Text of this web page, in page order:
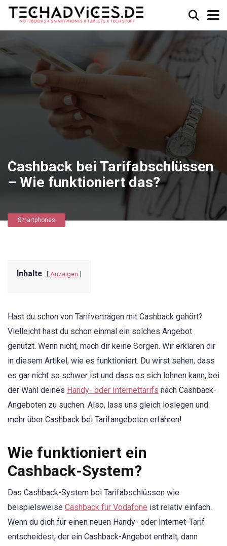
Cashback bei Tarifabschlüssen
– Wie funktioniert das?
Smartphones
Inhalte Anzeigen
Hast du schon von Tarifverträgen mit Cashback gehört?
Vielleicht hast du schon einmal ein solches Angebot
genutzt. Wenn nicht, mach dir keine Sorgen. Wir erklären dir
in diesem Artikel, wie es funktioniert. Du wirst sehen, dass
es gar nicht so schwer ist und dass es sich lohnen kann, bei
der Wahl deines Handy- oder Internettarifs nach Cashback-
Angeboten zu suchen. Also, lass uns gleich loslegen und
mehr über Cashback bei Tarifangeboten erfahren!
Wie funktioniert ein
Cashback-System?
Das Cashback-System bei Tarifabschlüssen wie
beispielsweise Cashback für Vodafone ist relativ einfach.
Wenn du dich für einen neuen Handy- oder Internet-Tarif
entscheidest, der ein Cashback-Angebot enthält, dann